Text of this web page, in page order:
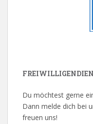
Du möchtest gerne
Dann melde dich bei
freuen uns!